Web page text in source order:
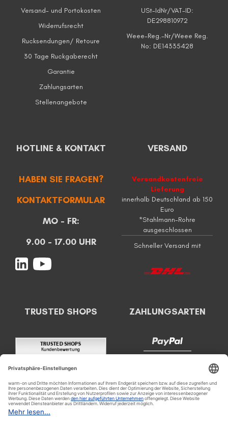
Versand- und Portokosten
Widerrufsrecht
Rucksendungen/ Retoure
30 Tage Ruckgaberecht
Garantie
Zahlungsarten
Stellenangebote
USt-IdNr/VAT-ID:
DE298810972
Weee-Reg.-Nr/Weee Reg.
No: DE14335428
HOTLINE & KONTAKT
HABEN SIE FRAGEN?
KONTAKTFORMULAR
MO - FR:
9.00 - 17.00 UHR
VERSAND
Versandkostenfreie
Lieferung
innerhalb Deutschland ab 150
Euro
*Stahlmann-Rohre
ausgeschlossen
Schneller Versand mit
TRUSTED SHOPS ZAHLUNGSARTEN